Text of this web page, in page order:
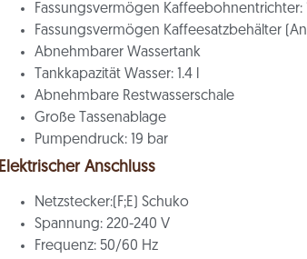
Fassungsvermögen Kaffeebohnentrichter: 1
Fassungsvermögen Kaffeesatzbehälter
Abnehmbarer Wassertank
Tankkapazität Wasser:
1.4 l
Abnehmbare Restwasserschale
Große Tassenablage
Pumpendruck: 19 bar
Elektrischer Anschluss
Netzstecker:(F;E) Schuko
Spannung: 220-240 V
Frequenz: 50/60 Hz